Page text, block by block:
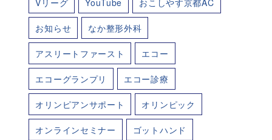
Vリーグ YouTube おこしやす京都AC
お知らせ なか整形外科
アスリートファースト エコー
エコーグランプリ エコー診療
オリンピアンサポート オリンピック
オンラインセミナー ゴットハンド